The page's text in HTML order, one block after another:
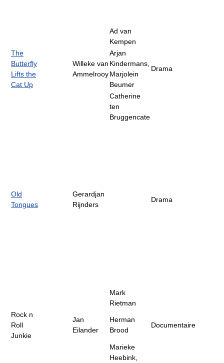
Ad van
Kempen
The
Butterfly
Lifts the
Cat Up
Willeke van
Ammelrooy
Arjan
Kindermans,
Marjolein
Beumer
Drama
Old
Tongues
Gerardjan
Rijnders
Catherine
ten
Bruggencate
Mark
Rietman
Drama
Rock n
Roll
Junkie
Jan
Eilander
Herman
Brood
Documentaire
Marieke
Heebink,